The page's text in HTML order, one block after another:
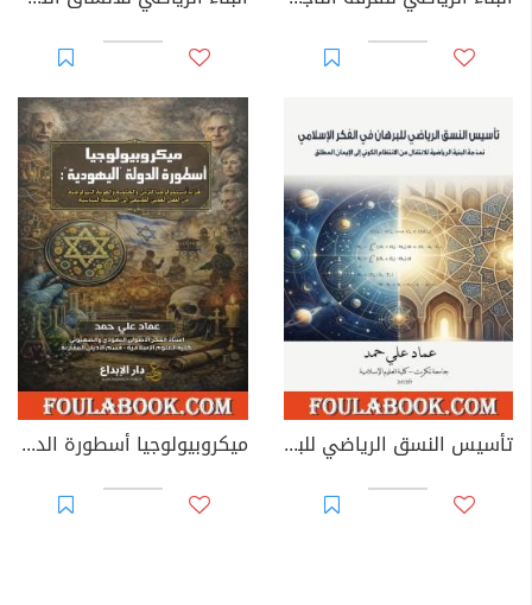
تأسيس النسق الرياضي للبرهان في الفكر الإسلامي: نمذجة البنية الرياضية للانتقال من الانتظام الكوني إلى الإيمان المطلق ميكروبيولوجيا أسطورة الدولة "اليهودية"